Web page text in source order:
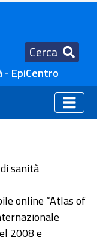
Cerca
EpiCentro
sanità
online “Atlas of
2008 e